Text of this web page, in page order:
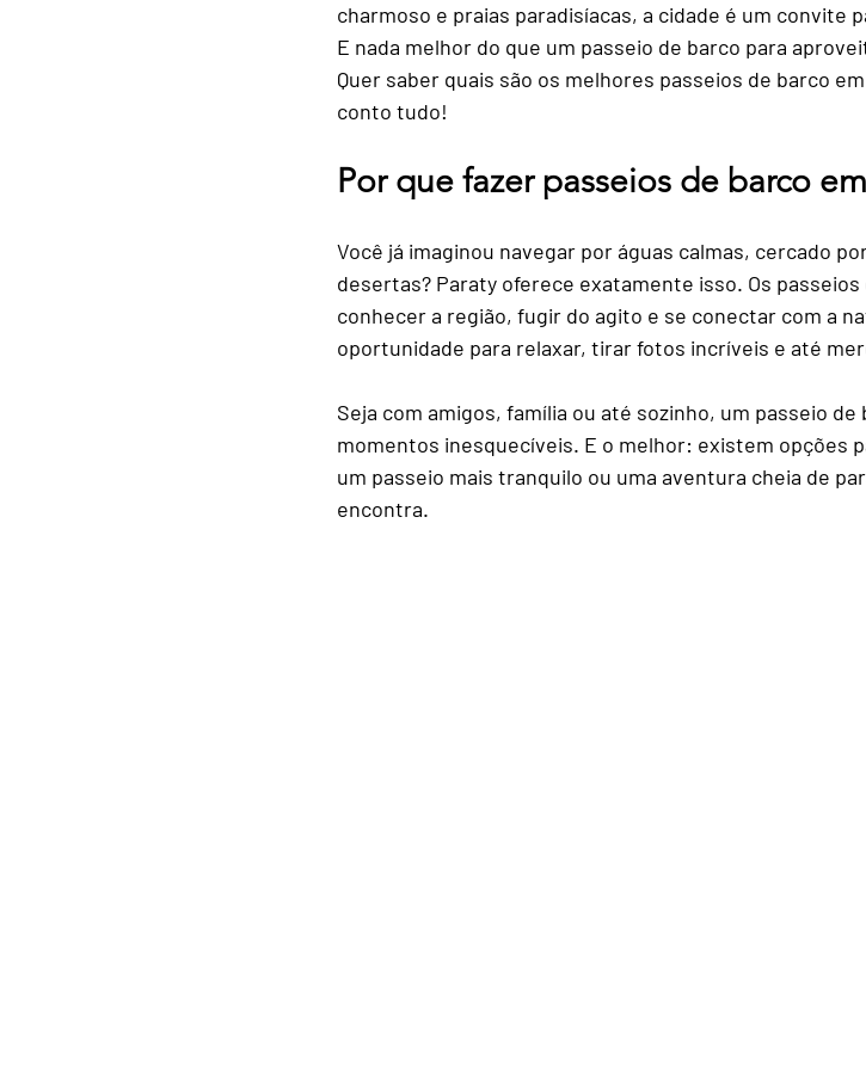
Trabalho Remoto & Nomadismo Digital Cultura e História
Gastronomia Local e Restaurantes
Sustentabilidade e Turismo Conscien
charmoso e praias paradisíacas, a cidade é um convite
E nada melhor do que um passeio de barco para
Quer saber quais são os melhores passeios de barco
conto tudo!
Por que fazer passeios de barco
Você já imaginou navegar por águas calmas, cercado
desertas? Paraty oferece exatamente isso. Os
conhecer a região, fugir do agito e se conectar com a
oportunidade para relaxar, tirar fotos incríveis e até
Seja com amigos, família ou até sozinho, um passeio
momentos inesquecíveis. E o melhor: existem opções
um passeio mais tranquilo ou uma aventura cheia de
encontra.